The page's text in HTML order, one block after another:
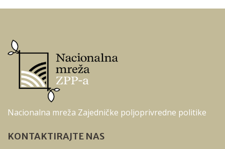
Nacionalna mreža Zajedničke poljoprivredne politike
KONTAKTIRAJTE NAS